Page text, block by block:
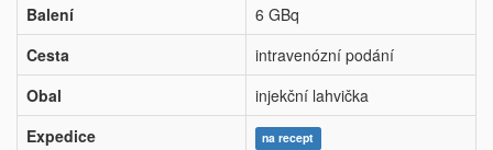
Balení
6 GBq
Cesta
intravenózní podání
Obal
injekční lahvička
Expedice
na recept